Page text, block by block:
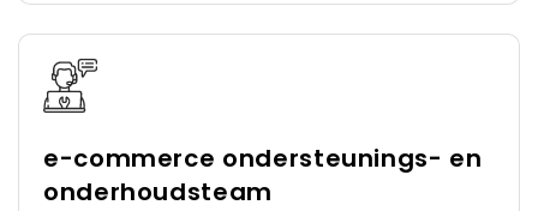
e-commerce ondersteunings- en
onderhoudsteam